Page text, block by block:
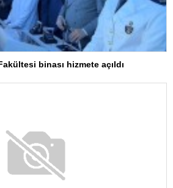
binası hizmete açıldı